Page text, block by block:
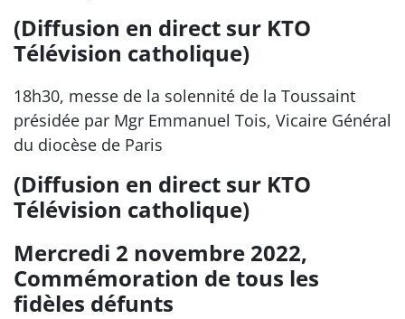
(Diffusion en direct sur KTO
Télévision catholique)
18h30, messe de la solennité de la Toussaint
présidée par Mgr Emmanuel Tois, Vicaire Général
du diocèse de Paris
(Diffusion en direct sur KTO
Télévision catholique)
Mercredi 2 novembre 2022,
Commémoration de tous les
fidèles défunts